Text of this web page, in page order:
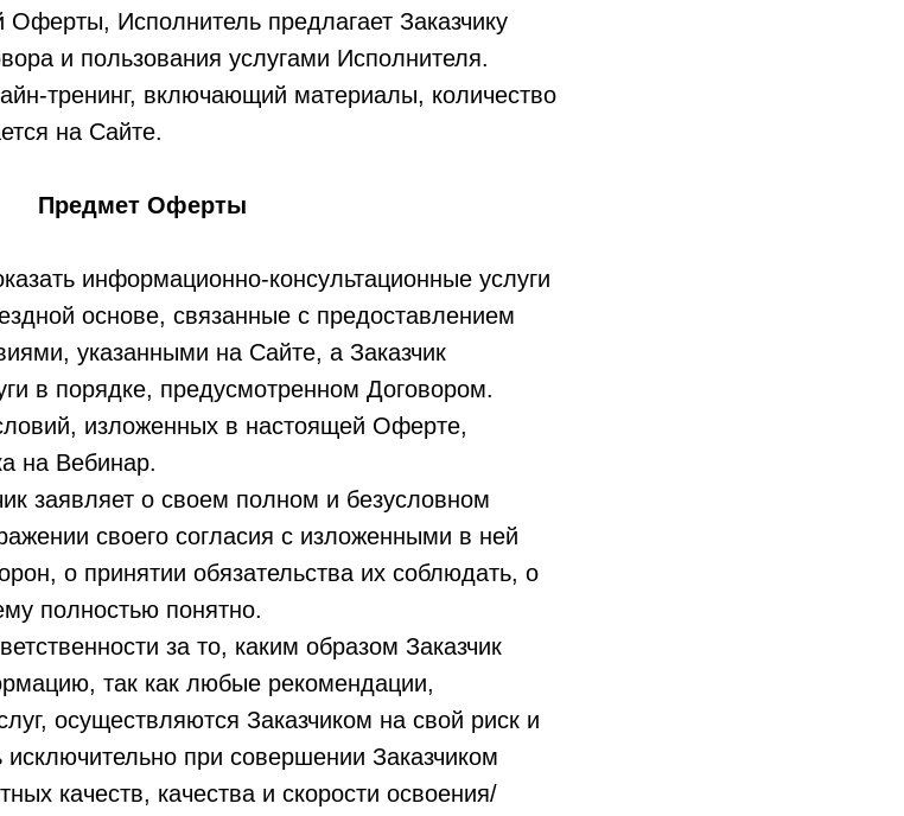
Исполнитель предлагает Заказчику
и пользования услугами Исполнителя.
тренинг, включающий материалы, количество
на Сайте.
Оферты
информационно-консультационные услуги
основе, связанные с предоставлением
указанными на Сайте, а Заказчик
в порядке, предусмотренном Договором.
изложенных в настоящей Оферте,
на Вебинар.
заявляет о своем полном и безусловном
своего согласия с изложенными в ней
о принятии обязательства их соблюдать, о
полностью понятно.
за то, каким образом Заказчик
так как любые рекомендации,
осуществляются Заказчиком на свой риск и
при совершении Заказчиком
качеств, качества и скорости освоения/